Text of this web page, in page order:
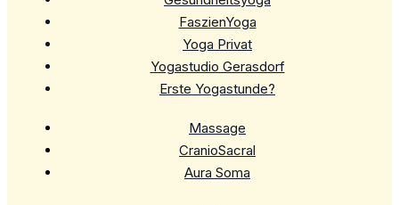
FaszienYoga
Yoga Privat
Yogastudio Gerasdorf
Erste Yogastunde?
Massage
CranioSacral
Aura Soma